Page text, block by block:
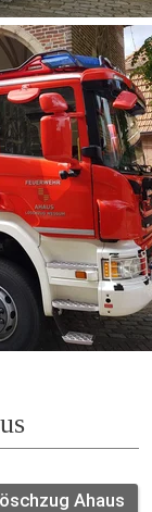
Ahaus